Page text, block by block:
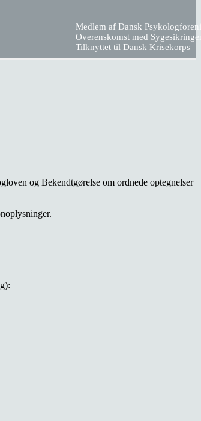
Medlem af Dansk
Overenskomst med
Tilknyttet til Dansk Krisekorps
og Bekendtgørelse om ordnede optegnelser